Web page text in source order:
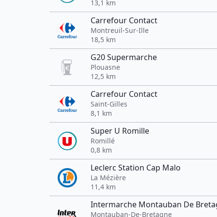
13,1 km
Carrefour Contact
Montreuil-Sur-Ille
18,5 km
G20 Supermarche
Plouasne
12,5 km
Carrefour Contact
Saint-Gilles
8,1 km
Super U Romille
Romillé
0,8 km
Leclerc Station Cap Malo
La Mézière
11,4 km
Intermarche Montauban De
Montauban-De-Bretagne